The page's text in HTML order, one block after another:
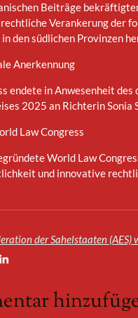
Beiträge
Verankerung der
den südlichen Provinzen
Anerkennung
endete in Anwesenheit
2025 an Richterin
Law Congress
World Law
und innovative
T
e